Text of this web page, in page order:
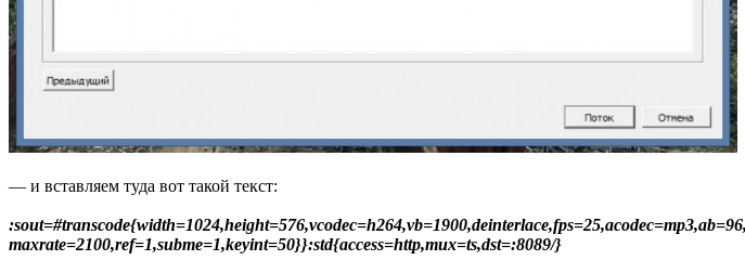
— и вставляем туда вот такой текст:
maxrate=2100,ref=1,subme=1,keyint=50}}:std{access=http,mux=ts,dst=:8089/}